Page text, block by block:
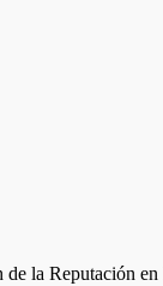
la Reputación